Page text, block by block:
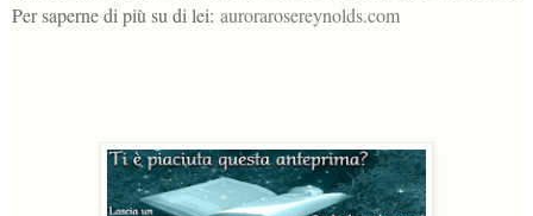
Per saperne di più su di lei: aurorarosereynolds.com